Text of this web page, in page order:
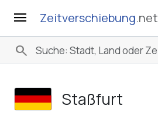
menu Zeitverschiebung.net
search
Staßfurt